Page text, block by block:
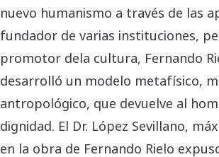
nuevo humanismo a través de las
fundador de varias instituciones,
promotor dela cultura, Fernando
desarrolló un modelo metafísico,
antropológico, que devuelve al
dignidad. El Dr. López Sevillano,
en la obra de Fernando Rielo